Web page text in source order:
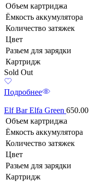
Объем картриджа
Ёмкость аккумулятора
Количество затяжек
Цвет
Разьем для зарядки
Картридж
Sold Out
Подробнее
Elf Bar Elfa Green 650.00
Объем картриджа
Ёмкость аккумулятора
Количество затяжек
Цвет
Разьем для зарядки
Картридж